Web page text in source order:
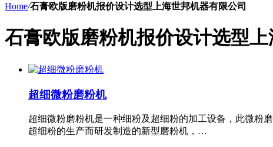
Home/石膏欧版磨粉机报价设计选型上海世邦机器有限公司
石膏欧版磨粉机报价设计选型
超细微粉磨粉机
超细微粉磨粉机是一种细粉及超细粉的加工设备，此微粉
超细粉的生产而研发制造的新型磨粉机，…